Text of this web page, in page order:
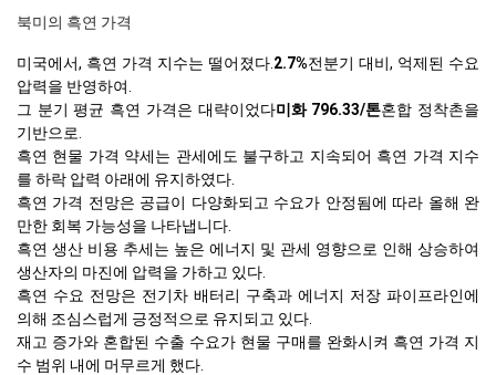
북미의 흑연 가격
미국에서, 흑연 가격 지수는 떨어졌다. 2.7%전분기 대비, 억제된 수요
압력을 반영하여.
그 분기 평균 흑연 가격은 대략이었다미화 796.33/톤혼합 정착촌을
기반으로.
흑연 현물 가격 약세는 관세에도 불구하고 지속되어 흑연 가격 지수
를 하락 압력 아래에 유지하였다.
흑연 가격 전망은 공급이 다양화되고 수요가 안정됨에 따라 올해 완
만한 회복 가능성을 나타냅니다.
흑연 생산 비용 추세는 높은 에너지 및 관세 영향으로 인해 상승하여
생산자의 마진에 압력을 가하고 있다.
흑연 수요 전망은 전기차 배터리 구축과 에너지 저장 파이프라인에
의해 조심스럽게 긍정적으로 유지되고 있다.
재고 증가와 혼합된 수출 수요가 현물 구매를 완화시켜 흑연 가격 지
수 범위 내에 머무르게 했다.